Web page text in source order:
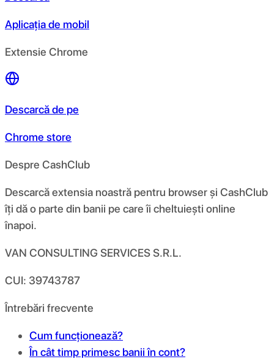
Aplicația de mobil
Extensie Chrome
Descarcă de pe
Chrome store
Despre CashClub
Descarcă extensia noastră pentru browser și CashClub
îți dă o parte din banii pe care îi cheltuiești online
înapoi.
VAN CONSULTING SERVICES S.R.L.
CUI: 39743787
Întrebări frecvente
Cum funcționează?
În cât timp primesc banii în cont?